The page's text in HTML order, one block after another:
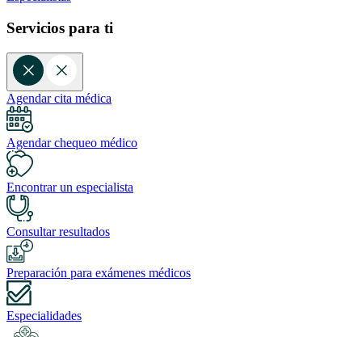
Servicios para ti
Agendar cita médica
Agendar chequeo médico
Encontrar un especialista
Consultar resultados
Preparación para exámenes médicos
Especialidades